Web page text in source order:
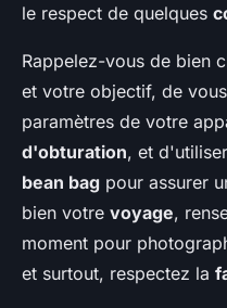
le respect de quelques
Rappelez-vous de bien
et votre objectif, de
paramètres de votre
d'obturation, et
bean bag pour assurer
bien votre voyage,
moment pour
et surtout, respectez la